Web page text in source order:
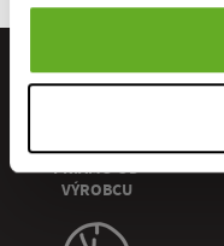
PRIAMO OD
VÝROBCU